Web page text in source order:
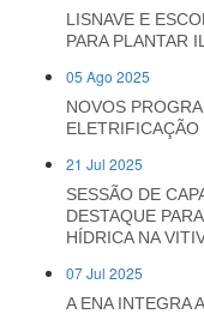
LISNAVE E
PARA PLANTAR
05 Ago 2025
NOVOS
21 Jul 2025
SESSÃO DE
DESTAQUE
HÍDRICA NA
07 Jul 2025
A ENA INTEGRA